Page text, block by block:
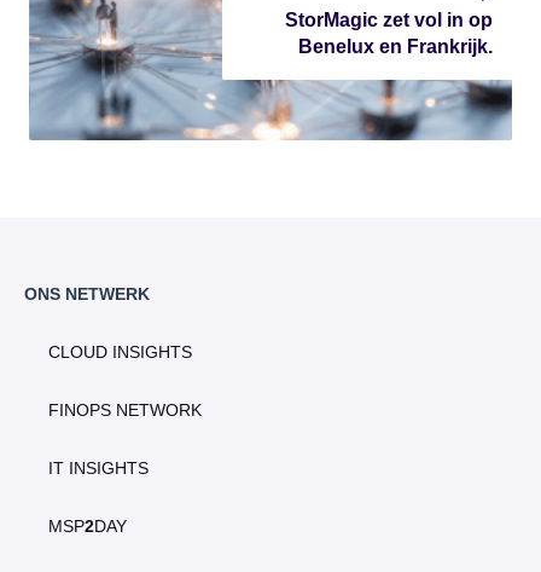
StorMagic zet vol in op
Benelux en Frankrijk.
ONS NETWERK
CLOUD INSIGHTS
FINOPS NETWORK
IT INSIGHTS
MSP2DAY